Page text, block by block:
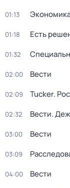
01:13
01:18 Есть
01:32
02:00 Вести
02:09 Tucker.
02:32 Вести.
03:00 Вести
03:09
04:00 Вести